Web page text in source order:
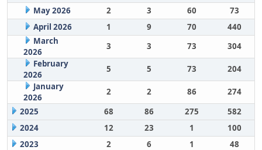
May 2026
2 3 60
73
April 2026
1 9 70
440
March
2026
3 3 73
304
February
2026
5 5 73
204
January
2026
2 2 86
274
2025
68 86 275
582
2024
12 23 1
100
2023
2 6 1
48